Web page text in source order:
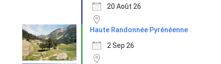
20 Août 26
Haute Randonnée Pyrénéenne
2 Sep 26